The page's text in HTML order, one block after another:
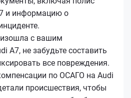
и информацию о
с вашим
A7, не забудьте составить
все повреждения.
по ОСАГО на Audi
происшествия, чтобы